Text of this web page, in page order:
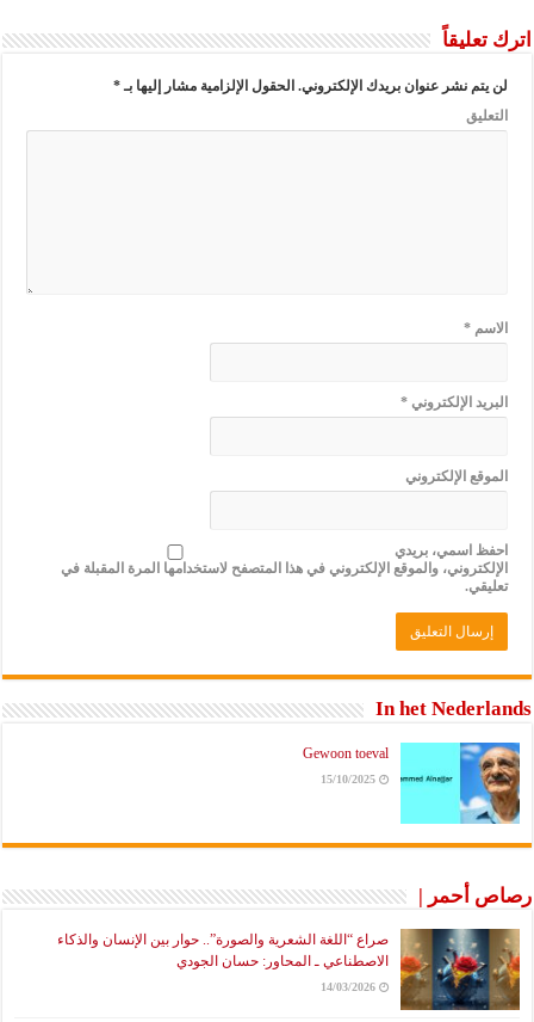
اترك تعليقاً
لن يتم نشر عنوان بريدك الإلكتروني. الحقول الإلزامية مشار إليها بـ*
التعليق
الاسم*
البريد الإلكتروني*
الموقع الإلكتروني
احفظ اسمي، بريدي
الإلكتروني، والموقع الإلكتروني في هذا المتصفح لاستخدامها المرة المقبلة في
تعليقي.
In het Nederlands
Gewoon toeval
15/10/2025
رصاص أحمر |
صراع “اللغة الشعرية والصورة”.. حوار بين الإنسان والذكاء
الاصطناعي ـ المحاور: حسان الجودي
14/03/2026